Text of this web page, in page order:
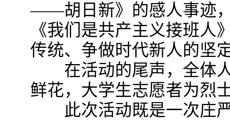
——胡日新》的感人事迹
《我们是共产主义接班人
传统、争做时代新人的坚
在活动的尾声，全体人
鲜花，大学生志愿者为烈
此次活动既是一次庄严